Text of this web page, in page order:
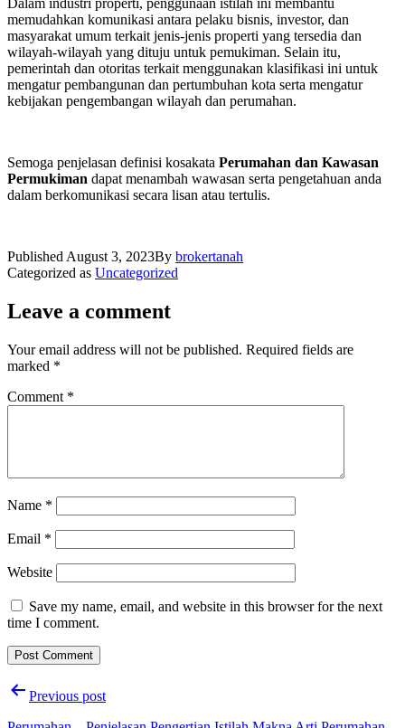
memudahkan komunikasi antara pelaku bisnis, investor, dan
masyarakat umum terkait jenis-jenis properti yang tersedia dan
wilayah-wilayah yang dituju untuk pemukiman. Selain itu,
pemerintah dan otoritas terkait menggunakan klasifikasi ini untuk
mengatur pembangunan dan pertumbuhan kota serta mengatur
kebijakan pengembangan wilayah dan perumahan.
Semoga penjelasan definisi kosakata Perumahan dan Kawasan
Permukiman dapat menambah wawasan serta pengetahuan anda
dalam berkomunikasi secara lisan atau tertulis.
Published August 3, 2023By brokertanah
Categorized as Uncategorized
Leave a comment
Your email address will not be published. Required fields are
marked *
Comment *
Name *
Email *
Website
Save my name, email, and website in this browser for the next
time I comment.
PostPrevious post